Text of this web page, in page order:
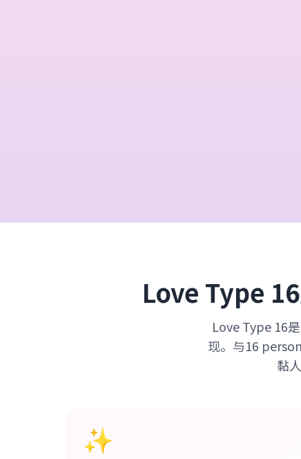
Love Type
Love Type 16
现。与16
黏
✨